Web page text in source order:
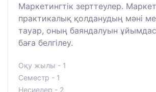
Маркетингтік зерттеулер.
практикалық қолданудың мәні
тауар, оның баяндалуын
баға белгілеу.
Оқу жылы - 1
Семестр - 1
Несиелер - 2